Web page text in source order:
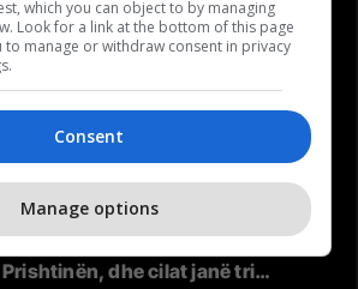
Përballje
Aktuale
Kush është Besa Shahini,
Prishtinën, dhe cilat janë tri
which you can object to by managing
Look for a link at the bottom of this page
to manage or withdraw consent in privacy
Consent
Manage options